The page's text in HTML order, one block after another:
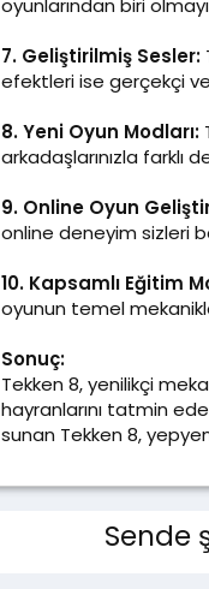
oyunlarından biri
7. Geliştirilmiş Sesler:
efektleri ise gerçekçi
8. Yeni Oyun Modları:
arkadaşlarınızla farklı
9. Online Oyun
online deneyim sizleri
10. Kapsamlı Eğitim
oyunun temel
Sonuç:
Tekken 8, yenilikçi
hayranlarını tatmin
sunan Tekken 8,
Sende